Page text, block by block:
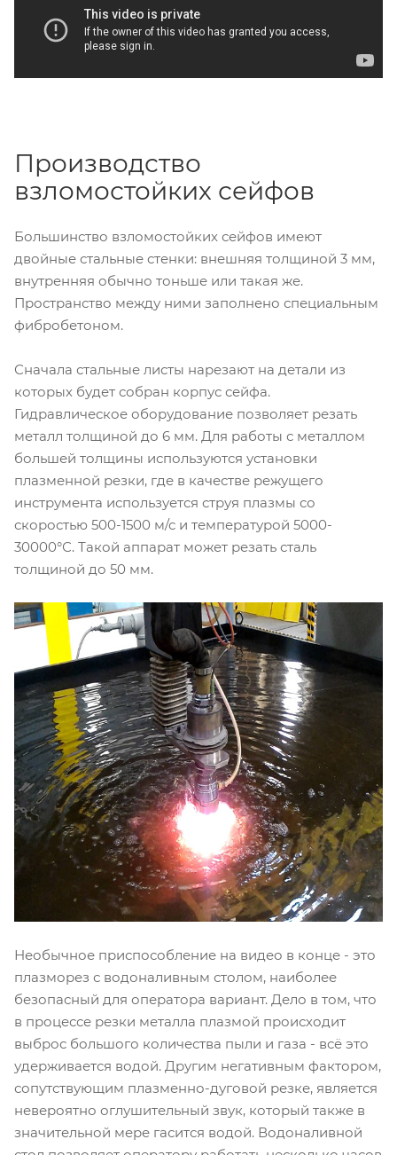
Производство
взломостойких сейфов
Большинство взломостойких сейфов имеют
двойные стальные стенки: внешняя толщиной 3 мм,
внутренняя обычно тоньше или такая же.
Пространство между ними заполнено специальным
фибробетоном.
Сначала стальные листы нарезают на детали из
которых будет собран корпус сейфа.
Гидравлическое оборудование позволяет резать
металл толщиной до 6 мм. Для работы с металлом
большей толщины используются установки
плазменной резки, где в качестве режущего
инструмента используется струя плазмы со
скоростью 500-1500 м/с и температурой 5000-
30000°С. Такой аппарат может резать сталь
толщиной до 50 мм.
Необычное приспособление на видео в конце - это
плазморез с водоналивным столом, наиболее
безопасный для оператора вариант. Дело в том, что
в процессе резки металла плазмой происходит
выброс большого количества пыли и газа - всё это
удерживается водой. Другим негативным фактором,
сопутствующим плазменно-дуговой резке, является
невероятно оглушительный звук, который также в
значительной мере гасится водой. Водоналивной